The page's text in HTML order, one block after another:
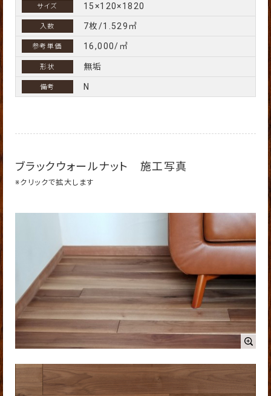
15×120×1820
7枚/1.529㎡
16,000/㎡
無垢
N
ブラックウォールナット 施工写真
※クリックで拡大します